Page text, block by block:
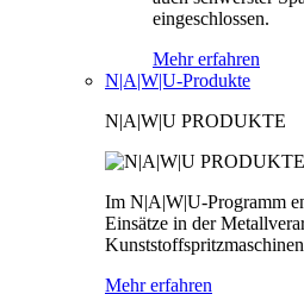
eingeschlossen.
Mehr erfahren
N|A|W|U-Produkte
N|A|W|U PRODUKTE
Im N|A|W|U-Programm
Einsätze in der
Mehr erfahren